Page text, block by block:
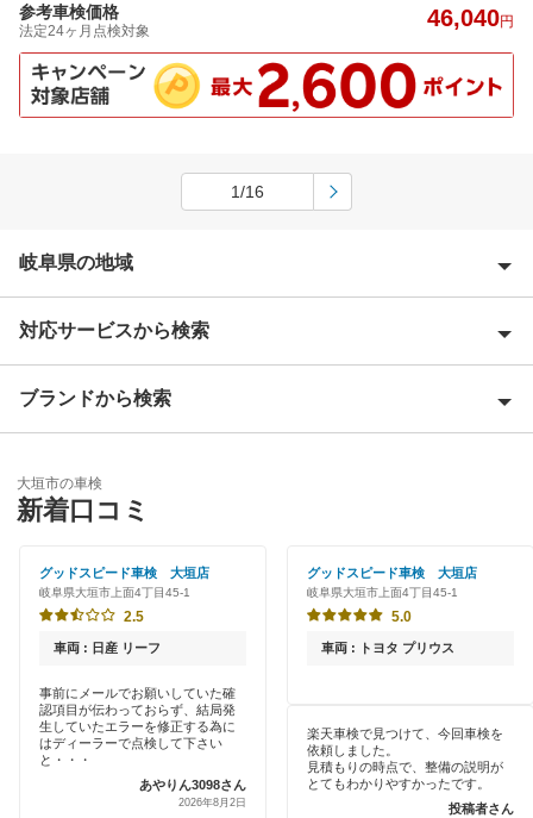
参考車検価格
法定24ヶ月点検対象 46,040円
1/16
岐阜県の地域
安八郡
恵那市
海津市
各務原市
可児郡
可児市
岐阜市
郡上市
対応サービスから検索
Award 受賞店
特典あり
新車初回割りあり
早割りあり
クレジットカードOK
土日祝OK
ブランドから検索
「車検の速太郎」
アップル車検
JOYCAL（ジョイカル）
伊藤忠エネクス
宇佐美車検
大垣市の車検
新着口コミ
グッドスピード車検 大垣店
岐阜県大垣市上面4丁目45-1
2.5
車両 : 日産 リーフ
事前にメールでお願いしていた確
認項目が伝わっておらず、結局発
生していたエラーを修正する為に
はディーラーで点検して下さい
と・・・
あやりん3098さん
2026年8月2日
グッドスピード車検 大垣店
岐阜県大垣市上面4丁目45-1
5.0
車両 : トヨタ プリウス
楽天車検で見つけて、今回車検を
依頼しました。
見積もりの時点で、整備の説明が
とてもわかりやすかったです。
投稿者さん